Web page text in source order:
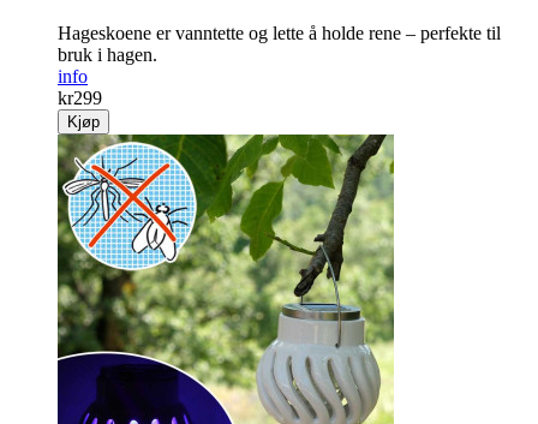
Hageskoene er vanntette og lette å holde rene – perfekte til
bruk i hagen.
info
kr299
Kjøp